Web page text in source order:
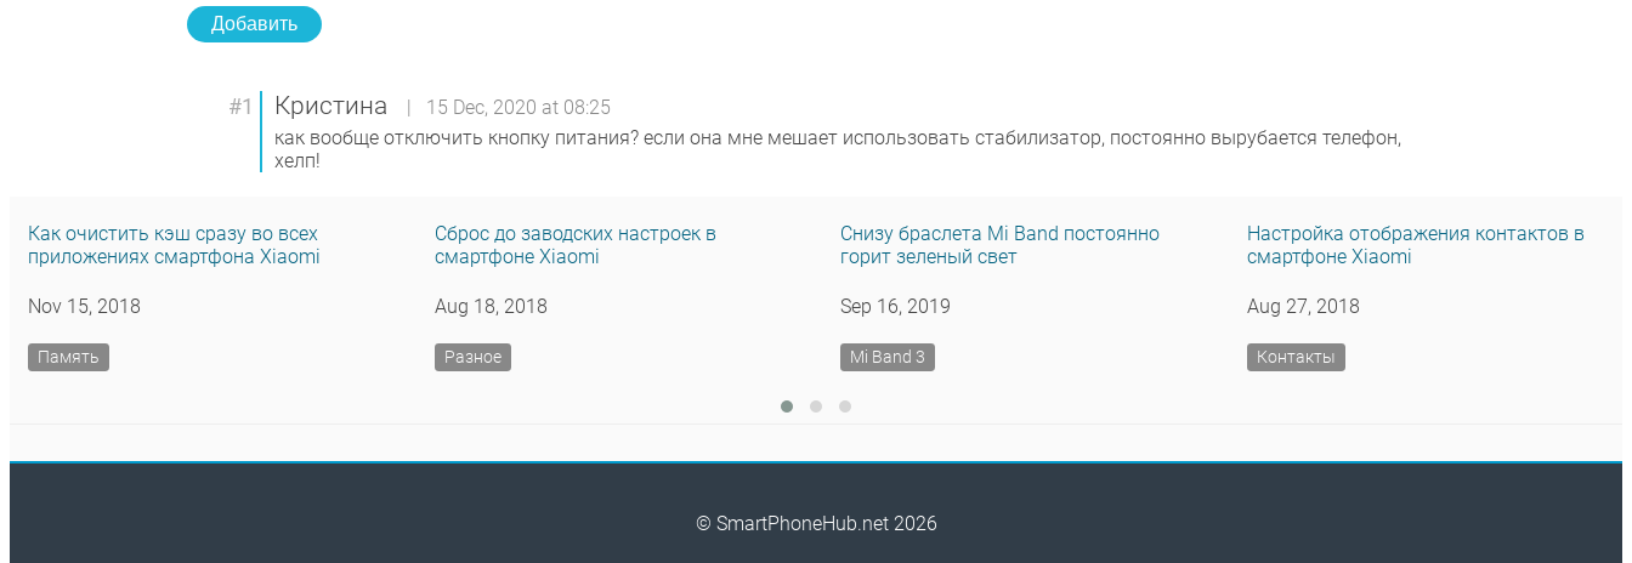
Добавить
#1 Кристина
| 15 Dec, 2020 at 08:25
как вообще отключить кнопку питания? если она мне мешает использовать стабилизатор, постоянно вырубается телефон,
хелп!
Как очистить кэш сразу во всех
приложениях смартфона Xiaomi
Nov 15, 2018
Память
Сброс до заводских настроек в
смартфоне Xiaomi
Aug 18, 2018
Разное
Снизу браслета Mi Band постоянно
горит зеленый свет
Sep 16, 2019
Mi Band 3
Настройка отображения контактов в
смартфоне Xiaomi
Aug 27, 2018
Контакты
© SmartPhoneHub.net 2026